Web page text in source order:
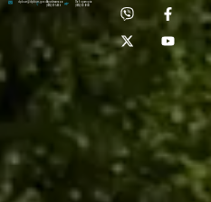
Лабораторія:
(0372) 53-92-00
dpbuvr@dpbuvr.gov.uaПриймальня:
(0372) 51-14-56